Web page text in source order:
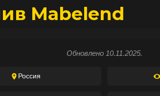
Mabelend
Обновлено 10.11.2025.
Россия